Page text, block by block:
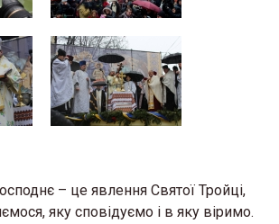
– це явлення Святої Тройці,
яку сповідуємо і в яку віримо.